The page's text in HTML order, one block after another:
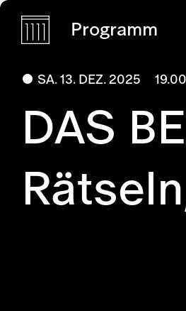
Programm
SA. 13. DEZ. 2025
DAS